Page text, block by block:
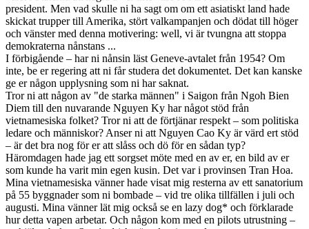
president. Men vad skulle ni ha sagt om om ett asiatiskt land hade
skickat trupper till Amerika, stört valkampanjen och dödat till höger
och vänster med denna motivering: well, vi är tvungna att stoppa
demokraterna nånstans ...
I förbigående – har ni nånsin läst Geneve-avtalet från 1954? Om
inte, be er regering att ni får studera det dokumentet. Det kan kanske
ge er någon upplysning som ni har saknat.
Tror ni att någon av "de starka männen" i Saigon från Ngoh Bien
Diem till den nuvarande Nguyen Ky har något stöd från
vietnamesiska folket? Tror ni att de förtjänar respekt – som politiska
ledare och människor? Anser ni att Nguyen Cao Ky är värd ert stöd
– är det bra nog för er att slåss och dö för en sådan typ?
Häromdagen hade jag ett sorgset möte med en av er, en bild av er
som kunde ha varit min egen kusin. Det var i provinsen Tran Hoa.
Mina vietnamesiska vänner hade visat mig resterna av ett sanatorium
på 55 byggnader som ni bombade – vid tre olika tillfällen i juli och
augusti. Mina vänner lät mig också se en lazy dog* och förklarade
hur detta vapen arbetar. Och någon kom med en pilots utrustning –